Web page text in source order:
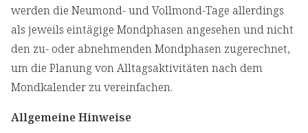
werden die Neumond- und Vollmond-Tage allerdings
als jeweils eintägige Mondphasen angesehen und nicht
den zu- oder abnehmenden Mondphasen zugerechnet,
um die Planung von Alltagsaktivitäten nach dem
Mondkalender zu vereinfachen.
Allgemeine Hinweise